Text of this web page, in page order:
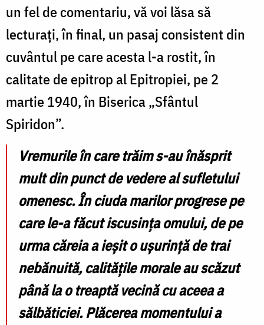
un fel de comentariu, vă voi lăsa să
lecturați, în final, un pasaj consistent din
cuvântul pe care acesta l-a rostit, în
calitate de epitrop al Epitropiei, pe 2
martie 1940, în Biserica „Sfântul
Spiridon”.
Vremurile în care trăim s-au înăsprit
mult din punct de vedere al sufletului
omenesc. În ciuda marilor progrese pe
care le-a făcut iscusința omului, de pe
urma căreia a ieșit o ușurință de trai
nebănuită, calitățile morale au scăzut
până la o treaptă vecină cu aceea a
sălbăticiei. Plăcerea momentului a